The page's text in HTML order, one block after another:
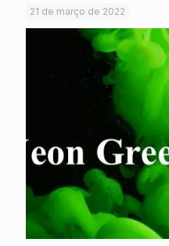
21 de março de 2022